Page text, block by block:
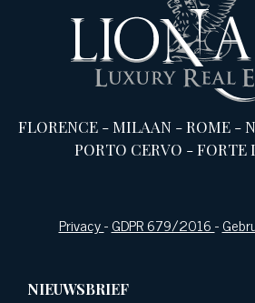
FLORENCE-MILAAN-ROME-
PORTO CERVO -FORTE
Privacy-GDPR 679/2016-
NIEUWSBRIEF